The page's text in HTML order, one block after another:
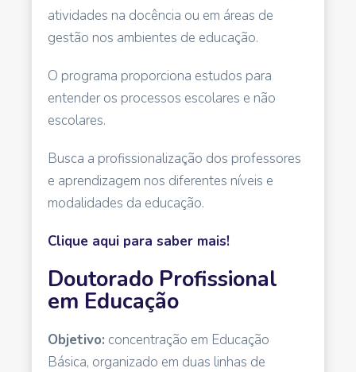
atividades na docência ou em áreas de
gestão nos ambientes de educação.
O programa proporciona estudos para
entender os processos escolares e não
escolares.
Busca a profissionalização dos professores
e aprendizagem nos diferentes níveis e
modalidades da educação.
Clique aqui para saber mais!
Doutorado Profissional
em Educação
Objetivo: concentração em Educação
Básica, organizado em duas linhas de